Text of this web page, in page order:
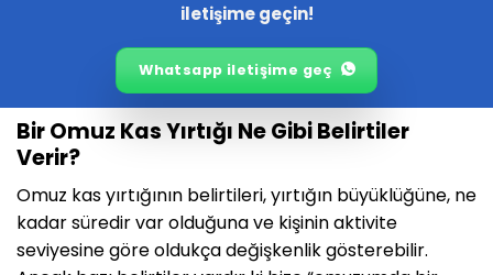
iletişime geçin!
Whatsapp iletişime geç
Bir Omuz Kas Yırtığı Ne Gibi Belirtiler
Verir?
Omuz kas yırtığının belirtileri, yırtığın büyüklüğüne, ne
kadar süredir var olduğuna ve kişinin aktivite
seviyesine göre oldukça değişkenlik gösterebilir.